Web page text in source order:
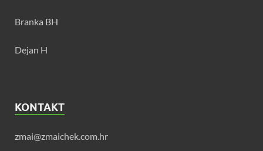
Branka BH
Dejan H
KONTAKT
zmai@zmaichek.com.hr